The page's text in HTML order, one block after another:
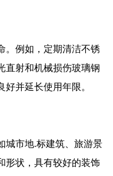
。例如，定期清洁不锈
直射和机械损伤玻璃钢
并延长使用年限。
城市地.标建筑、旅游景
形状，具有较好的装饰